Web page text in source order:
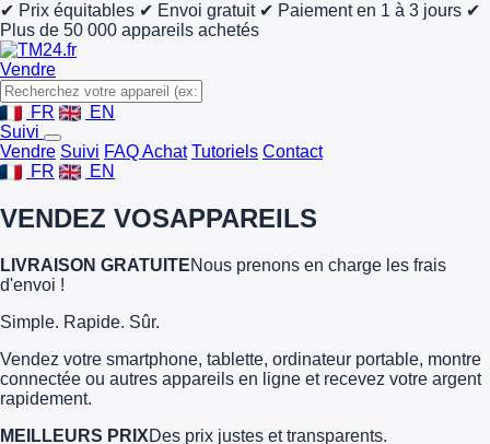
✔ Prix équitables ✔ Envoi gratuit ✔ Paiement en 1 à 3 jours ✔
Plus de 50 000 appareils achetés
Vendre
FR
EN
Suivi
Vendre Suivi FAQ Achat Tutoriels Contact
FR
EN
VENDEZ VOSAPPAREILS
LIVRAISON GRATUITENous prenons en charge les frais
d'envoi !
Simple. Rapide. Sûr.
Vendez votre smartphone, tablette, ordinateur portable, montre
connectée ou autres appareils en ligne et recevez votre argent
rapidement.
MEILLEURS PRIXDes prix justes et transparents.